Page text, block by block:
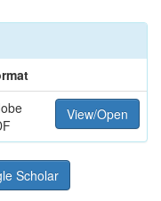
View/Open
Scholar